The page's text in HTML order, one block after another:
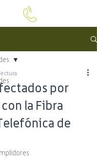
por
la Fibra
de